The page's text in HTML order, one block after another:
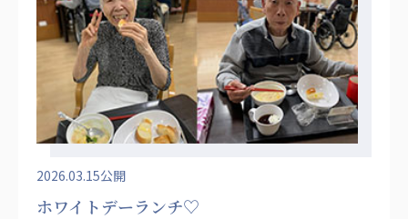
2026.03.15公開
ホワイトデーランチ♡